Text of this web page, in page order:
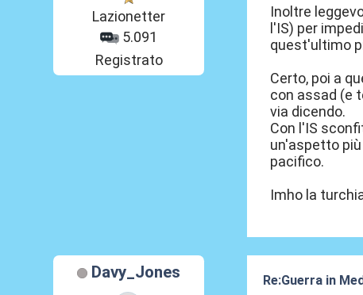
Lazionetter
5.091
Registrato
Inoltre
l'IS) per
quest'ultimo
Certo, poi a
con assad (e
via dicendo.
Con l'IS
un'aspetto
pacifico.
Imho la
Davy_Jones
Re:Guerra in